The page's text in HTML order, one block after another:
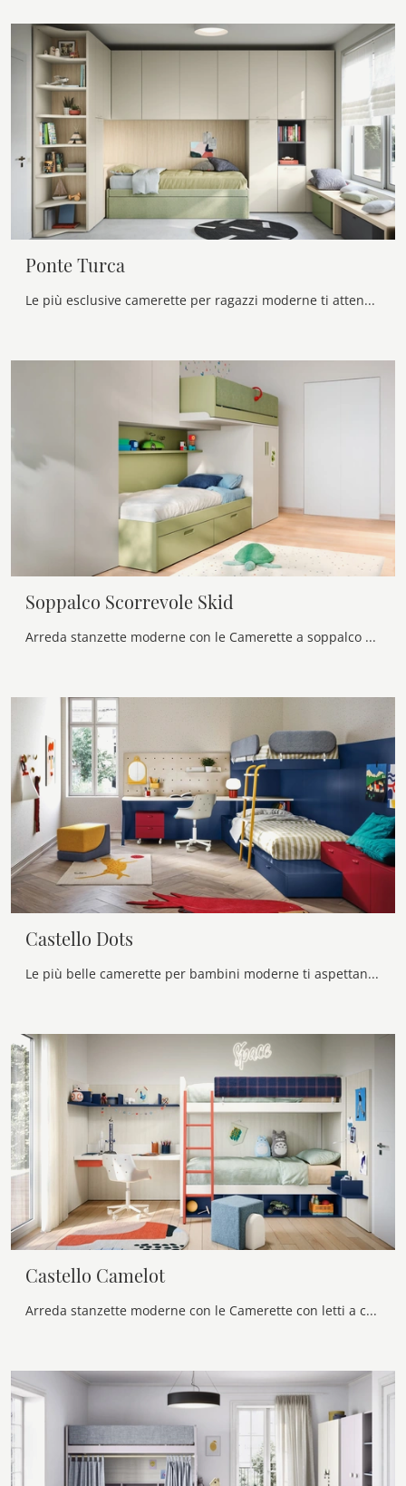
Ponte Turca
Le più esclusive camerette per ragazzi moderne ti attendono! Scopri il modello Ponte Turca di Nidi.
Soppalco Scorrevole Skid
Arreda stanzette moderne con le Camerette a soppalco Nidi! Il modello Soppalco Scorrevole Skid in melaminico è per bambine.
Castello Dots
Le più belle camerette per bambini moderne ti aspettano! Scopri il modello Castello Dots di Nidi.
Castello Camelot
Arreda stanzette moderne con le Camerette con letti a castello Nidi! Il modello Castello Camelot in melaminico è per bambini.